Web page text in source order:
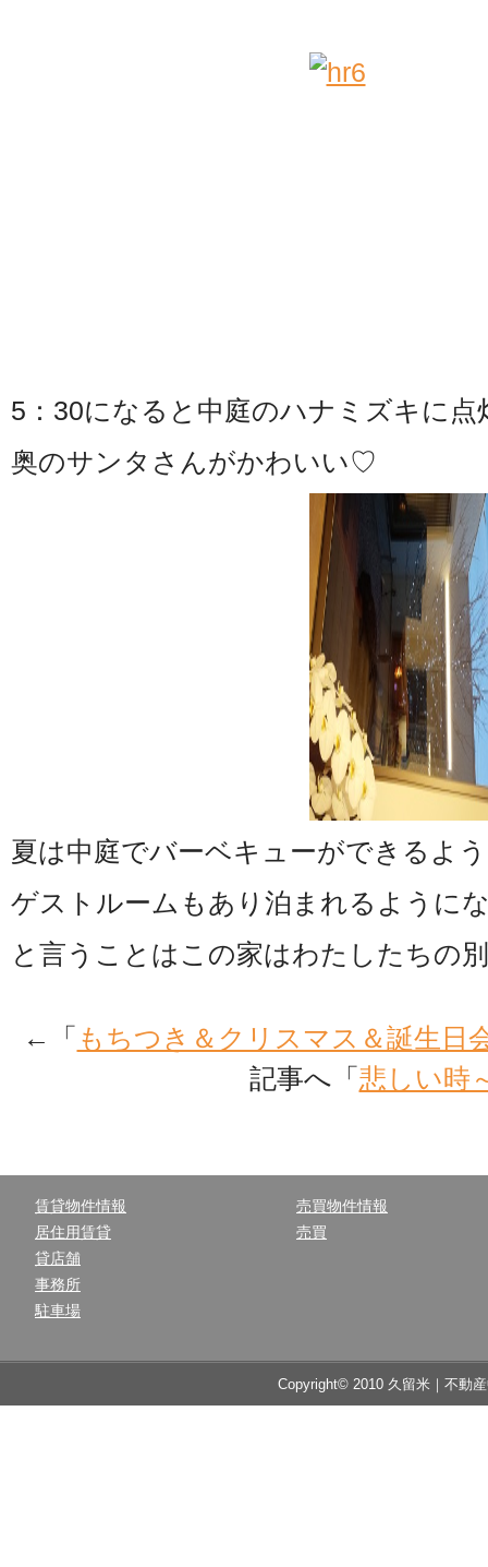
5：30になると中庭のハナミズキに点
奥のサンタさんがかわいい♡
夏は中庭でバーベキューができるよ
ゲストルームもあり泊まれるように
と言うことはこの家はわたしたちの
←「 もちつき＆クリスマス＆誕生日
記事へ「 悲しい時
賃貸物件情報
居住用賃貸
貸店舗
事務所
駐車場
売買物件情報
売買
Copyright© 2010 久留米｜不動